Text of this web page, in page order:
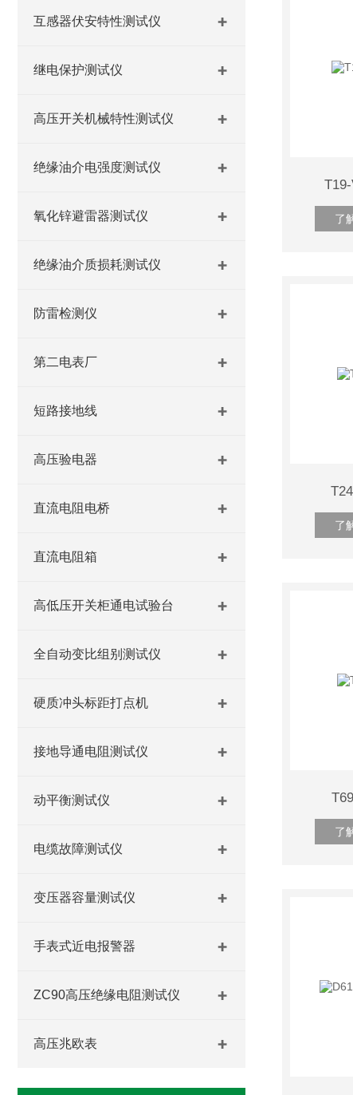
互感器伏安特性测试仪
继电保护测试仪
高压开关机械特性测试仪
绝缘油介电强度测试仪
氧化锌避雷器测试仪
绝缘油介质损耗测试仪
防雷检测仪
第二电表厂
短路接地线
高压验电器
直流电阻电桥
直流电阻箱
高低压开关柜通电试验台
全自动变比组别测试仪
硬质冲头标距打点机
接地导通电阻测试仪
动平衡测试仪
电缆故障测试仪
变压器容量测试仪
手表式近电报警器
ZC90高压绝缘电阻测试仪
高压兆欧表
了
了
了